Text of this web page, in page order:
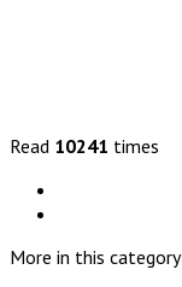
Read 10241 times
More in this